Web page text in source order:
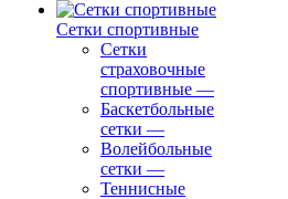
Сетки спортивные
Сетки
страховочные
спортивные —
Баскетбольные
сетки —
Волейбольные
сетки —
Теннисные